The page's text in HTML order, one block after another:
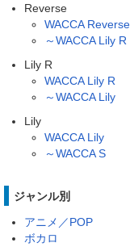
Reverse
WACCA Reverse
～WACCA Lily R
Lily R
WACCA Lily R
～WACCA Lily
Lily
WACCA Lily
～WACCA S
ジャンル別
アニメ／POP
ボカロ